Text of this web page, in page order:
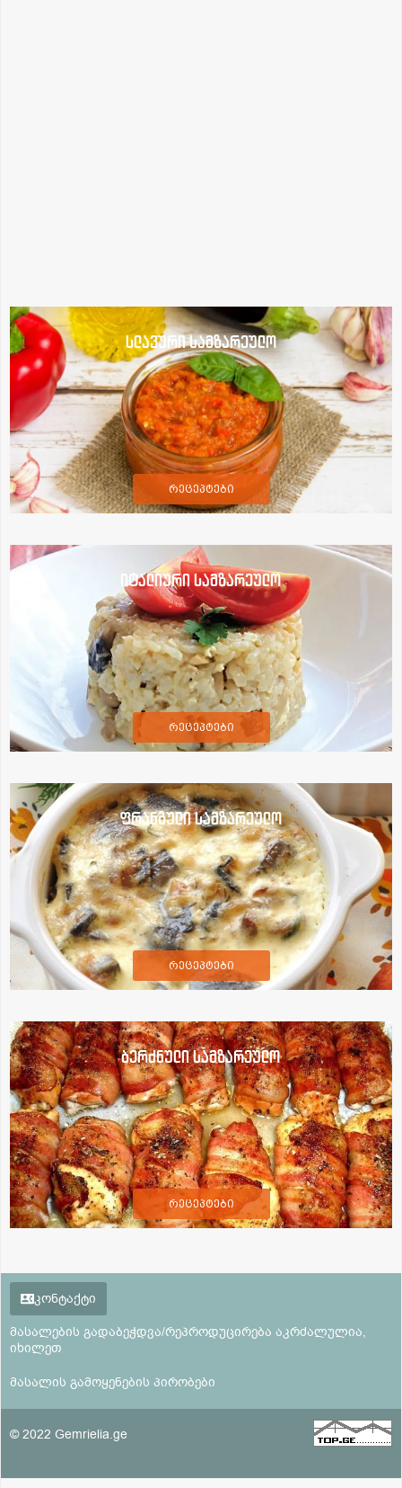
სლავური სამზარეულო
რეცეპტები
იტალიური სამზარეულო
რეცეპტები
ფრანგული სამზარეულო
რეცეპტები
ბერძნული სამზარეულო
რეცეპტები
კონტაქტი
მასალების გადაბეჭდვა/რეპროდუცირება აკრძალულია,
იხილეთ
მასალის გამოყენების პირობები
© 2022 Gemrielia.ge